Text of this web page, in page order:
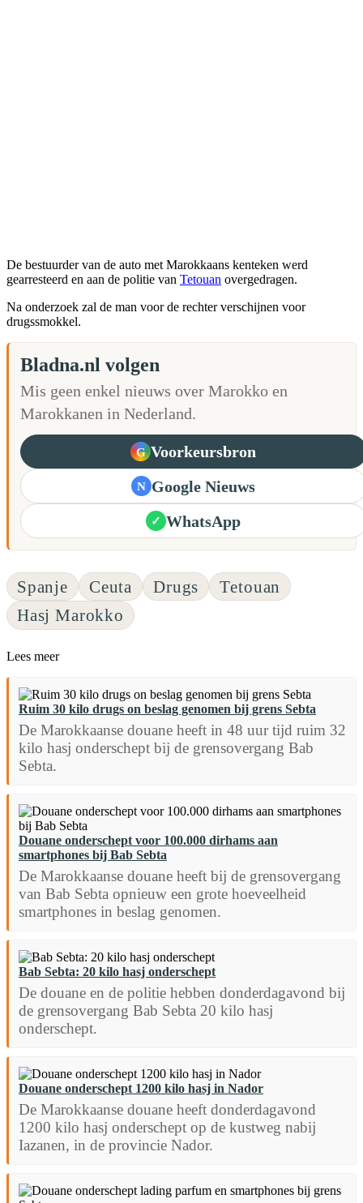
De bestuurder van de auto met Marokkaans kenteken werd
gearresteerd en aan de politie van Tetouan overgedragen.
Na onderzoek zal de man voor de rechter verschijnen voor
drugssmokkel.
Bladna.nl volgen
Mis geen enkel nieuws over Marokko en
Marokkanen in Nederland.
G Voorkeursbron
N Google Nieuws
✓ WhatsApp
Spanje Ceuta Drugs
Tetouan
Hasj Marokko
Lees meer
Ruim 30 kilo drugs on beslag genomen bij grens Sebta
De Marokkaanse douane heeft in 48 uur tijd ruim 32
kilo hasj onderschept bij de grensovergang Bab
Sebta.
Douane onderschept voor 100.000 dirhams aan
smartphones bij Bab Sebta
De Marokkaanse douane heeft bij de grensovergang
van Bab Sebta opnieuw een grote hoeveelheid
smartphones in beslag genomen.
Bab Sebta: 20 kilo hasj onderschept
De douane en de politie hebben donderdagavond bij
de grensovergang Bab Sebta 20 kilo hasj
onderschept.
Douane onderschept 1200 kilo hasj in Nador
De Marokkaanse douane heeft donderdagavond
1200 kilo hasj onderschept op de kustweg nabij
Iazanen, in de provincie Nador.